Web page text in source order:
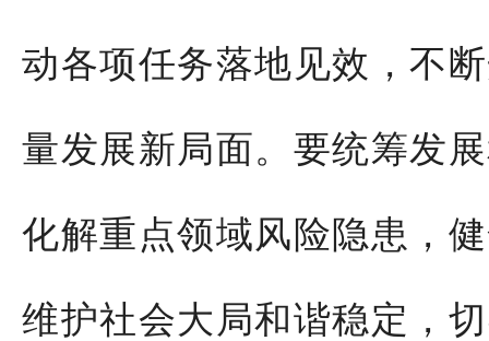
动各项任务落地见效，不
量发展新局面。要统筹发
化解重点领域风险隐患，
维护社会大局和谐稳定，